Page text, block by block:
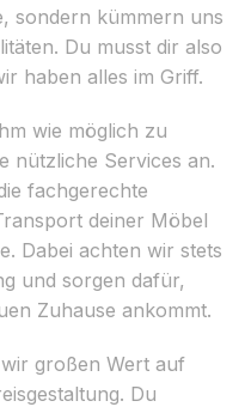
sondern kümmern uns
Du musst dir also
haben alles im Griff.
wie möglich zu
nützliche Services an.
fachgerechte
deiner Möbel
Dabei achten wir stets
und sorgen dafür,
Zuhause ankommt.
großen Wert auf
Du